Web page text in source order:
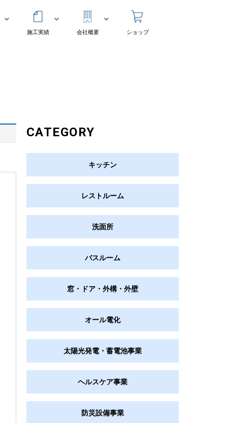
施工実績 会社概要 ショップ
CATEGORY
キッチン
レストルーム
洗面所
バスルーム
窓・ドア・外構・外壁
オール電化
太陽光発電・蓄電池事業
ヘルスケア事業
防災設備事業